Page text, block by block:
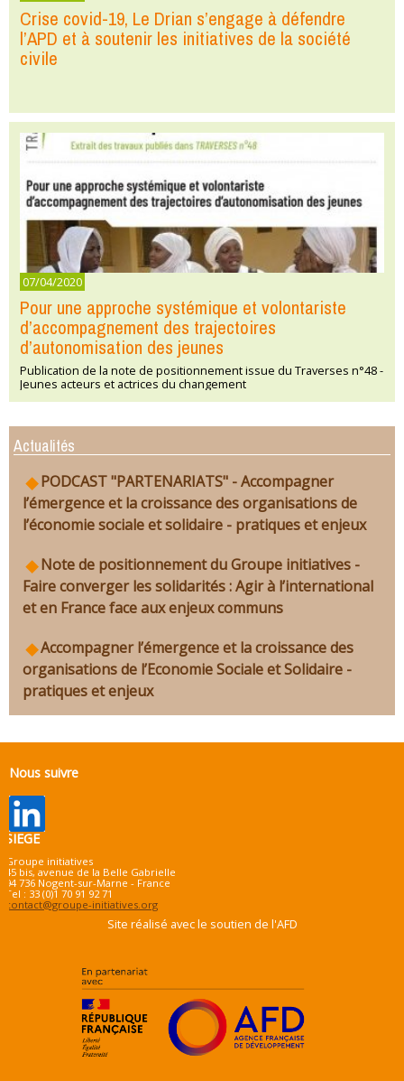
Crise covid-19, Le Drian s’engage à défendre
l’APD et à soutenir les initiatives de la société
civile
07/04/2020
Pour une approche systémique et volontariste
d’accompagnement des trajectoires
d’autonomisation des jeunes
Publication de la note de positionnement issue du Traverses n°48 -
Jeunes acteurs et actrices du changement
Actualités
PODCAST "PARTENARIATS" - Accompagner
l’émergence et la croissance des organisations de
l’économie sociale et solidaire - pratiques et enjeux
Note de positionnement du Groupe initiatives -
Faire converger les solidarités : Agir à l’international
et en France face aux enjeux communs
Accompagner l’émergence et la croissance des
organisations de l’Economie Sociale et Solidaire -
pratiques et enjeux
Nous suivre
SIEGE
Groupe initiatives
45 bis, avenue de la Belle Gabrielle
94 736 Nogent-sur-Marne - France
Tel : 33 (0)1 70 91 92 71
contact@groupe-initiatives.org
Site réalisé avec le soutien de l'AFD